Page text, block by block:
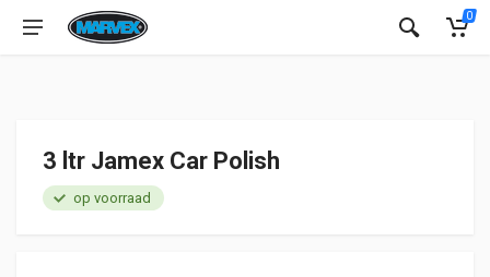
0
3 ltr Jamex Car Polish
op voorraad